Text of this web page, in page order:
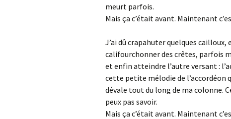
meurt parfois.
Mais ça c’était avant. Maintenant
J’ai dû crapahuter quelques
califourchonner des crêtes, parfois
et enfin atteindre l’autre versant :
cette petite mélodie de l’accordéon
dévale tout du long de ma colonne.
peux pas savoir.
Mais ça c’était avant. Maintenant